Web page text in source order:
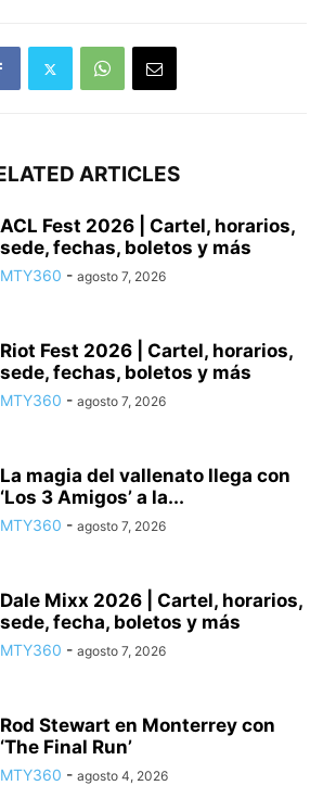
ARTICLES
ACL Fest 2026 | Cartel, horarios,
sede, fechas, boletos y más
MTY360 - agosto 7, 2026
Riot Fest 2026 | Cartel, horarios,
sede, fechas, boletos y más
MTY360 - agosto 7, 2026
La magia del vallenato llega con
‘Los 3 Amigos’ a la...
MTY360 - agosto 7, 2026
Dale Mixx 2026 | Cartel, horarios,
sede, fecha, boletos y más
MTY360 - agosto 7, 2026
Rod Stewart en Monterrey con
‘The Final Run’
MTY360 - agosto 4, 2026